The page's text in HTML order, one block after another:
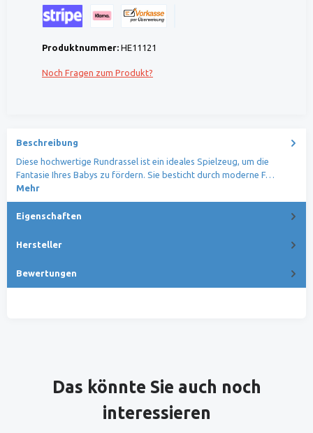
Produktnummer: HE11121
Noch Fragen zum Produkt?
Beschreibung
Diese hochwertige Rundrassel ist ein ideales Spielzeug, um die
Fantasie Ihres Babys zu fördern. Sie besticht durch moderne F…
Mehr
Eigenschaften
Hersteller
Bewertungen
Produktgalerie überspringen
Das könnte Sie auch noch
interessieren